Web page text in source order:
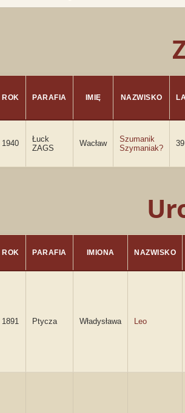
ROK PARAFIA IMIĘ NAZWISKO
1940
Łuck
ZAGS
Wacław
Szumanik
Szymaniak?
39
ROK PARAFIA IMIONA NAZWISKO
1891 Ptycza Władysława Leo